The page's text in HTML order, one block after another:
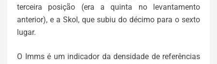
terceira posição (era a quinta no levantamento
anterior), e a Skol, que subiu do décimo para o sexto
lugar.
O Imms é um indicador da densidade de referências